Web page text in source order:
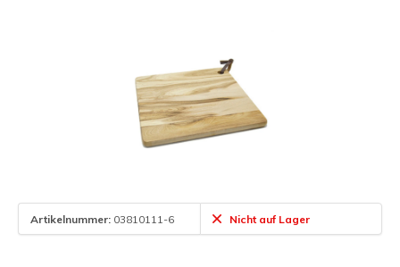
Artikelnummer: 03810111-6 Nicht auf Lager